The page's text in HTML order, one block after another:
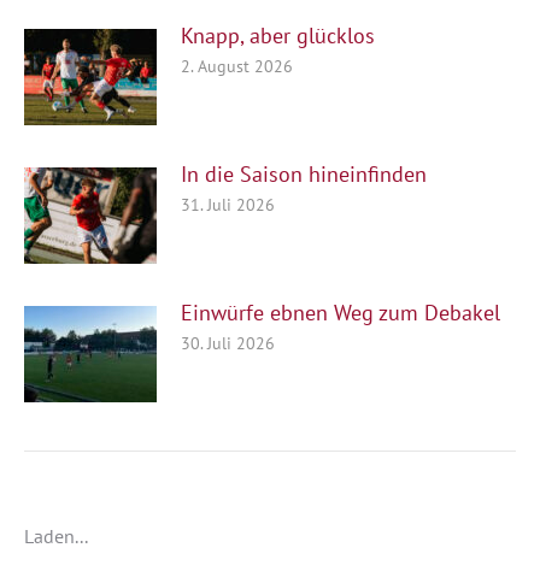
Knapp, aber glücklos
2. August 2026
In die Saison hineinfinden
31. Juli 2026
Einwürfe ebnen Weg zum Debakel
30. Juli 2026
Laden...